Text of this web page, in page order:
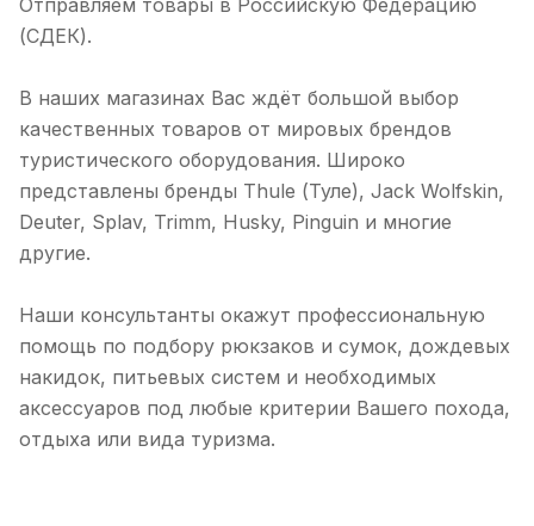
Отправляем товары в Российскую Федерацию
(СДЕК).
В наших магазинах Вас ждёт большой выбор
качественных товаров от мировых брендов
туристического оборудования. Широко
представлены бренды Thule (Туле), Jack Wolfskin,
Deuter, Splav, Trimm, Husky, Pinguin и многие
другие.
Наши консультанты окажут профессиональную
помощь по подбору рюкзаков и сумок, дождевых
накидок, питьевых систем и необходимых
аксессуаров под любые критерии Вашего похода,
отдыха или вида туризма.